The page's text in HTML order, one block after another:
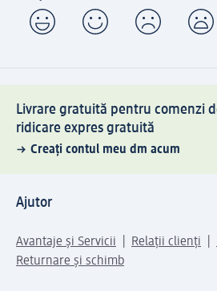
Livrare gratuită pentru comenzi
ridicare expres gratuită
Creați contul meu dm acum
Ajutor
Avantaje și Servicii Relații clienți
Returnare și schimb